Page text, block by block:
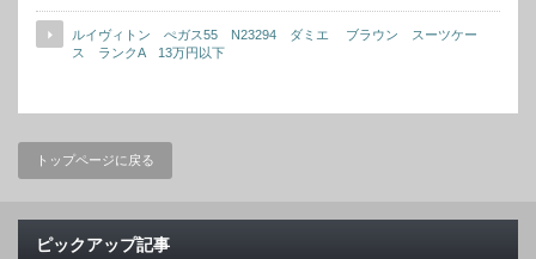
ルイヴィトン ぺガス55 N23294 ダミエ ブラウン スーツケー
ス ランクA 13万円以下
トップページに戻る
ピックアップ記事